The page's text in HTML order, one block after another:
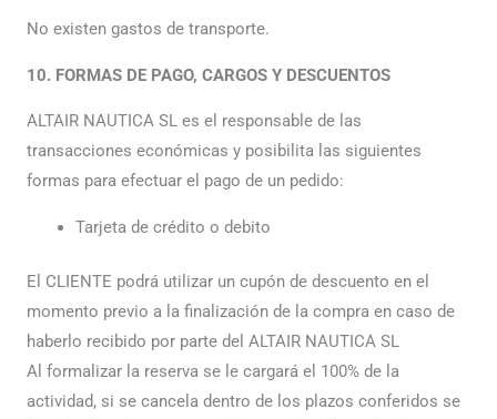
No existen gastos de transporte.
10. FORMAS DE PAGO, CARGOS Y DESCUENTOS
ALTAIR NAUTICA SL es el responsable de las
transacciones económicas y posibilita las siguientes
formas para efectuar el pago de un pedido:
Tarjeta de crédito o debito
El CLIENTE podrá utilizar un cupón de descuento en el
momento previo a la finalización de la compra en caso de
haberlo recibido por parte del ALTAIR NAUTICA SL
Al formalizar la reserva se le cargará el 100% de la
actividad, si se cancela dentro de los plazos conferidos se